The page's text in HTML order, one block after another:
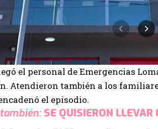
el personal de Emergencias
Atendieron también a los
el episodio.
SE QUISIERON